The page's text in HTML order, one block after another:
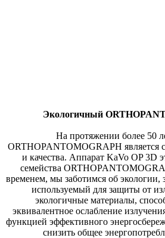
Экологичный
На протяжении более 50
ORTHOPANTOMOGRAPH является
и качества. Аппарат KaVo OP 3D
семейства
временем, мы заботимся об экологии,
используемый для защиты от
экологичные материалы,
эквивалентное ослабление
функцией эффективного
снизить общее